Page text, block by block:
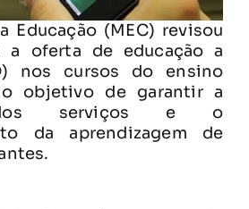
Educação (MEC) revisou
a oferta de educação a
nos cursos do ensino
objetivo de garantir a
dos serviços e o
da aprendizagem de